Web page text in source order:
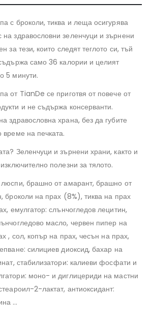
с броколи, тиква и леща осигурява
здравословни зеленчуци и зърнени
за тези, които следят теглото си, тъй
само 36 калории и целият
5 минути.
от TianDe се приготвя от повече от
и не съдържа консерванти.
здравословна храна, без да губите
време на печката.
Зеленчуци и зърнени храни, както и
полезни за тялото.
брашно от амарант, брашно от
броколи на прах (8%), тиква на прах
емулгатор: слънчогледов лецитин,
масло, червен пипер на
, сол, копър на прах, чесън на прах,
силициев диоксид, бахар на
стабилизатори: калиеви фосфати и
моно- и диглицериди на мастни
2-лактат, антиоксидант:
…